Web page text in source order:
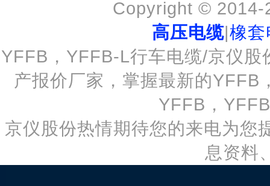
Copyright ©
高压电缆|橡套
YFFB，YFFB-L行车电缆/京仪
产报价厂家，掌握最新的
YFFB，
京仪股份热情期待您的来电为您
息资料